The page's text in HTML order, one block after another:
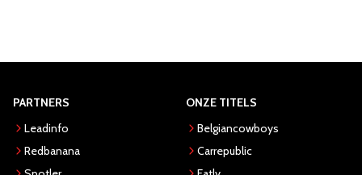
PARTNERS
Leadinfo
Redbanana
ONZE TITELS
Belgiancowboys
Carrepublic